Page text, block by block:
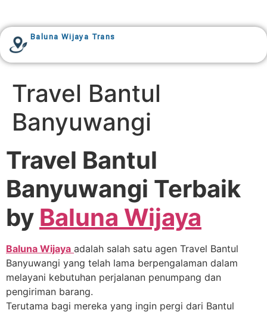
Baluna Wijaya Trans
Travel Bantul
Banyuwangi
Travel Bantul
Banyuwangi Terbaik
by Baluna Wijaya
Baluna Wijaya adalah salah satu agen Travel Bantul
Banyuwangi yang telah lama berpengalaman dalam
melayani kebutuhan perjalanan penumpang dan
pengiriman barang.
Terutama bagi mereka yang ingin pergi dari Bantul